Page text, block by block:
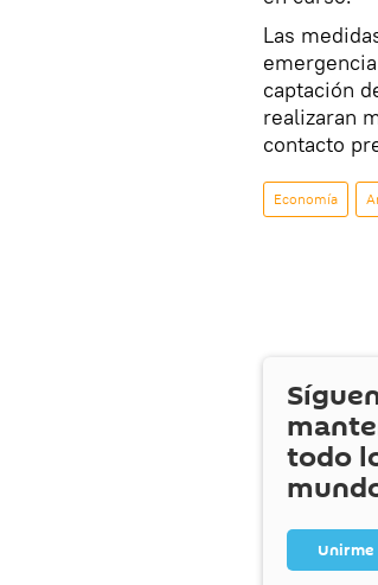
Las
captación
realizaran
contacto
Economía
todo
Unirme